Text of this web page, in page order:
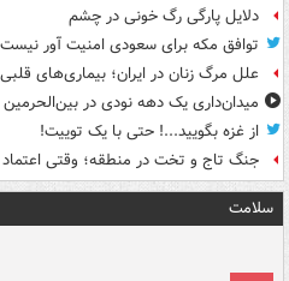
دلایل پارگی رگ خونی در چشم
توافق مکه برای سعودی امنیت آور
علل مرگ زنان در ایران؛ بیماری‌های
میدان‌داری یک دهه نودی در بین‌الحرمین
از غزه بگویید...! حتی با یک توییت!
جنگ تاج و تخت در منطقه؛ وقتی اعتماد
سلامت